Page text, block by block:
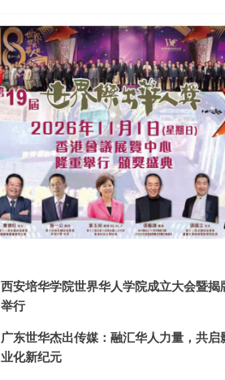
西安培华学院世界华人学院成立大会暨揭
举行
广东世华杰出传媒：融汇华人力量，共启
业化新纪元